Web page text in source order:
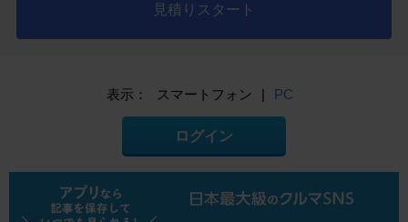
見積りスタート
表示： スマートフォン | PC
ログイン